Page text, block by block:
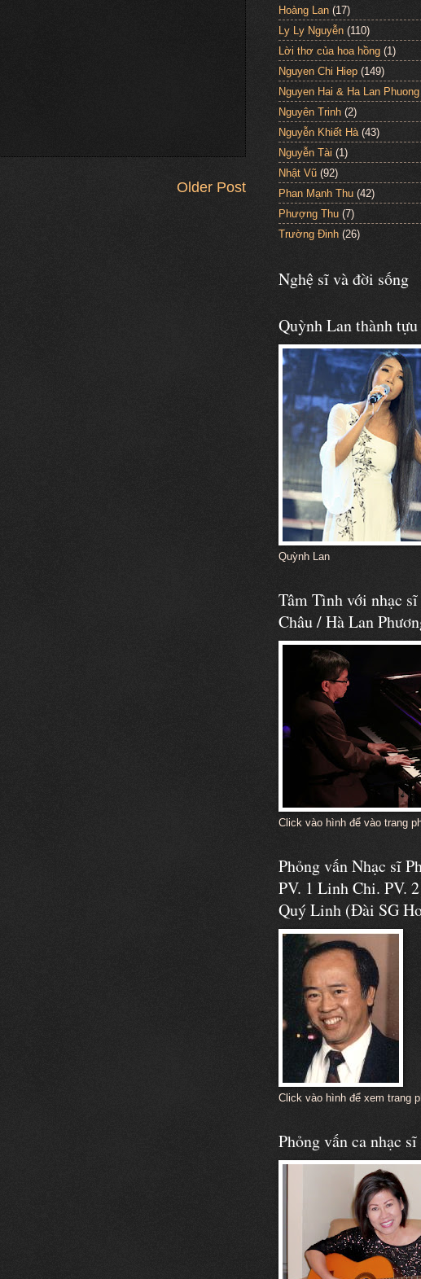
Older Post
Hoàng Lan (17)
Ly Ly Nguyễn (110)
Lời thơ của hoa hồng (1)
Nguyen Chi Hiep (149)
Nguyen Hai & Ha Lan Phuong
Nguyên Trinh (2)
Nguyễn Khiết Hà (43)
Nguyễn Tài (1)
Nhật Vũ (92)
Phan Mạnh Thu (42)
Phượng Thu (7)
Trường Đinh (26)
Nghệ sĩ và đời sống
Quỳnh Lan thành
Quỳnh Lan
Tâm Tình với nhạc
Châu / Hà Lan
Click vào hình để vào trang
Phỏng vấn Nhạc sĩ
PV. 1 Linh Chi. PV.
Quý Linh (Đài SG
Click vào hình để xem trang
Phỏng vấn ca nhạc